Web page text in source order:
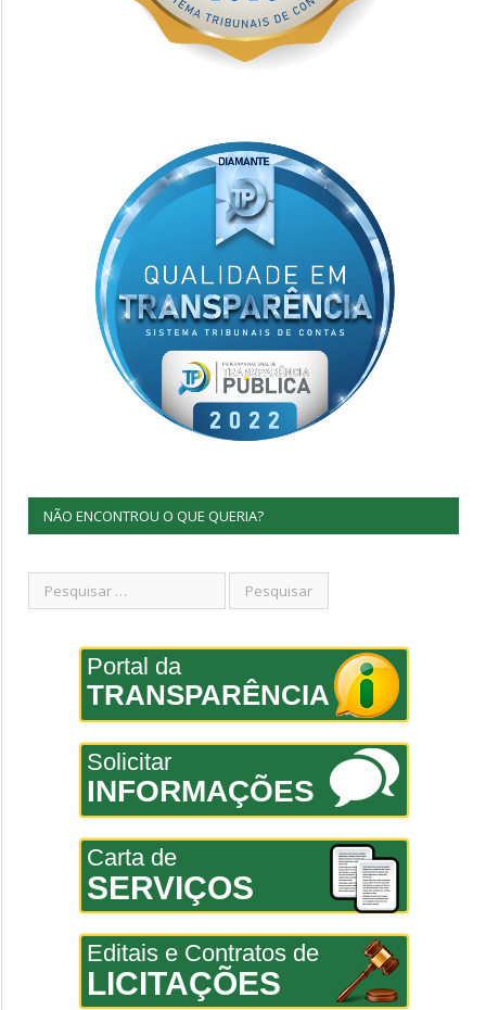
NÃO ENCONTROU O QUE QUERIA?
Portal da
TRANSPARÊNCIA
Solicitar
INFORMAÇÕES
Carta de
SERVIÇOS
Editais e Contratos de
LICITAÇÕES